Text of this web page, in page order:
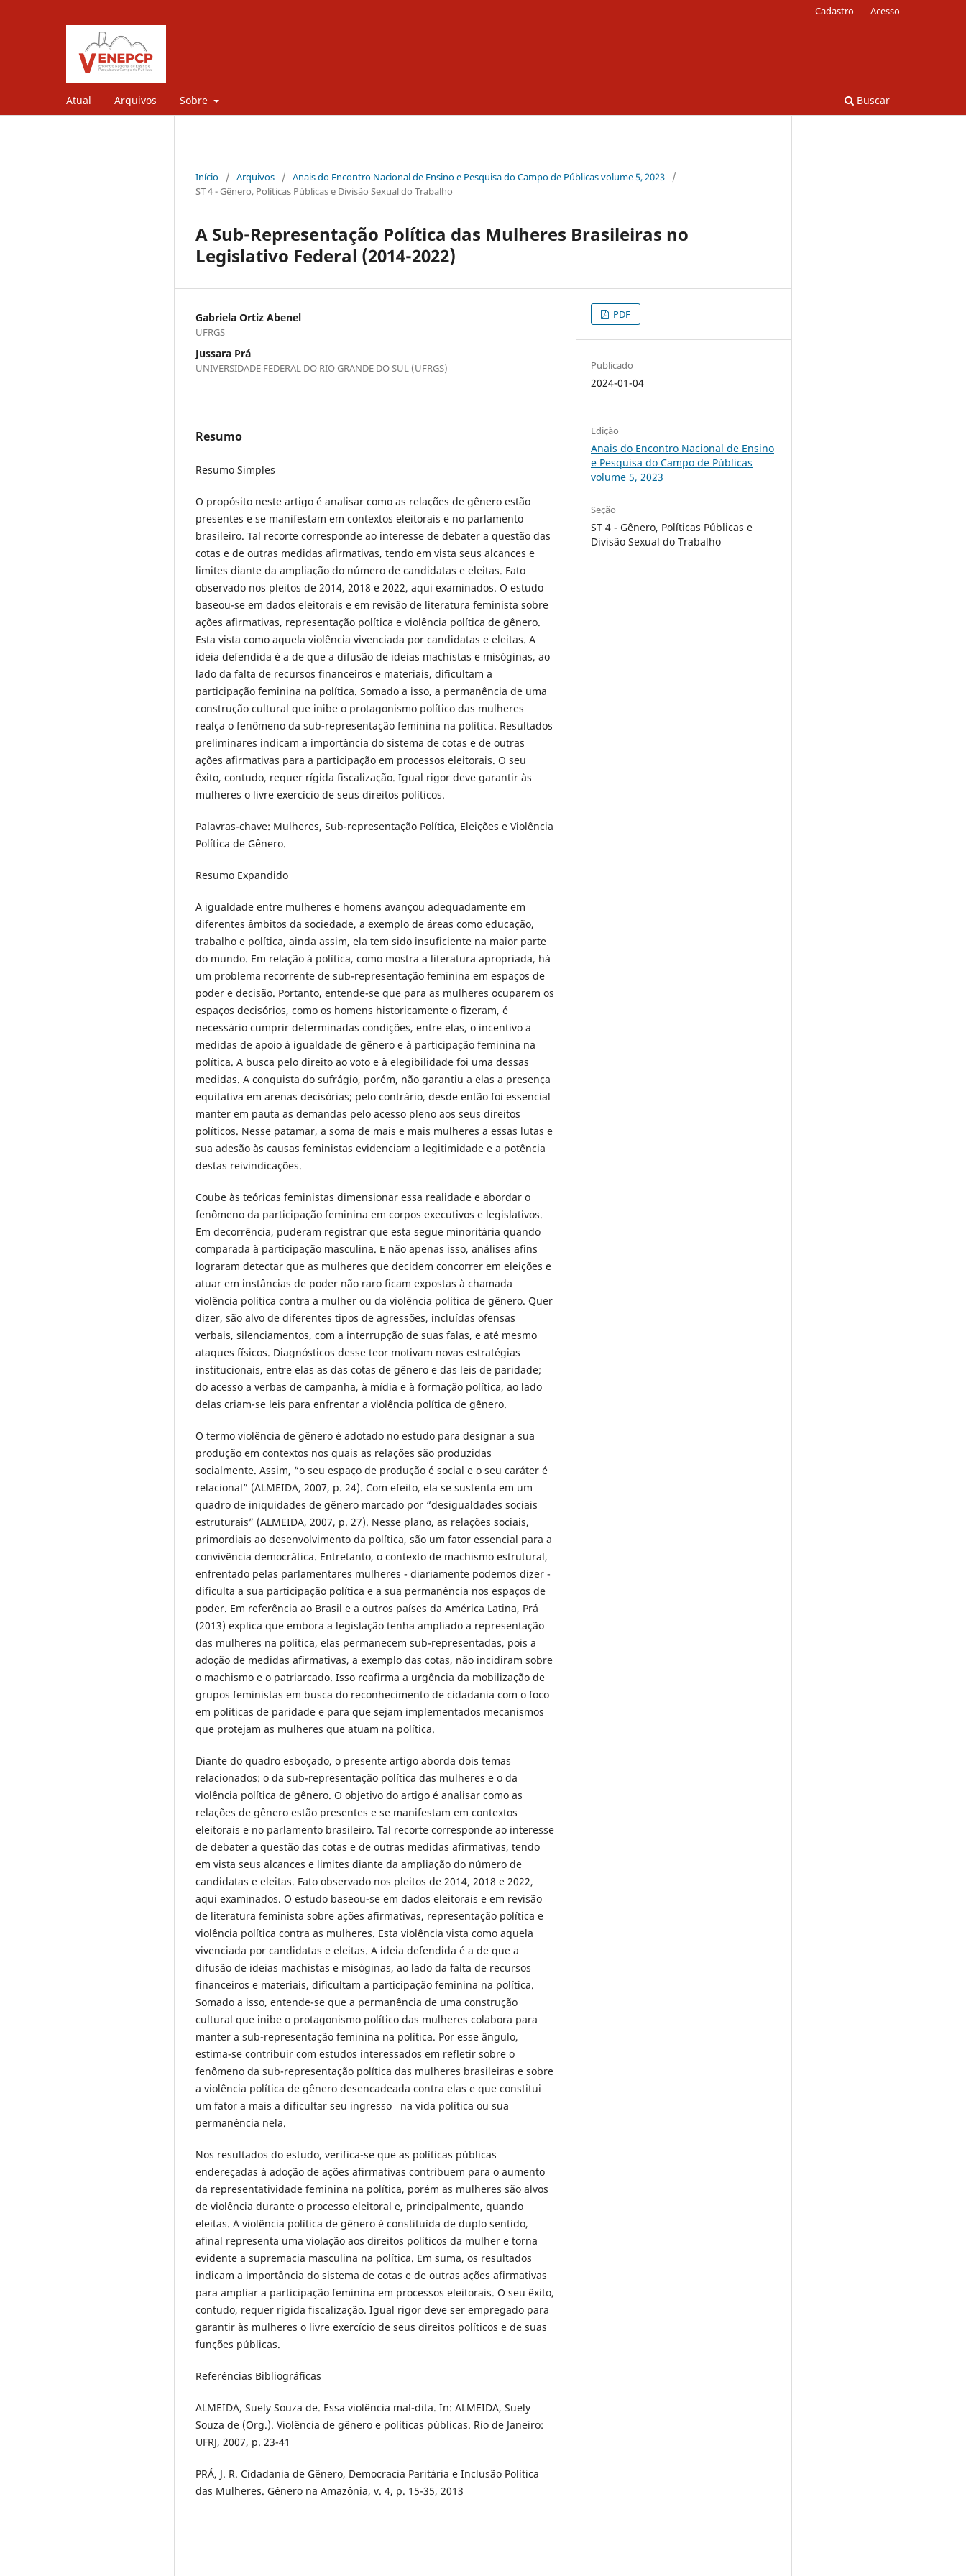
Atual Arquivos Sobre Buscar
Cadastro Acesso
Início / Arquivos / Anais do Encontro Nacional de Ensino e Pesquisa do Campo de Públicas volume 5, 2023
/
ST 4 - Gênero, Políticas Públicas e Divisão Sexual do Trabalho
A Sub-Representação Política das Mulheres Brasileiras no
Legislativo Federal (2014-2022)
Gabriela Ortiz Abenel
UFRGS
Jussara Prá
UNIVERSIDADE FEDERAL DO RIO GRANDE DO SUL (UFRGS)
Resumo
Resumo Simples
O propósito neste artigo é analisar como as relações de gênero estão
presentes e se manifestam em contextos eleitorais e no parlamento
brasileiro. Tal recorte corresponde ao interesse de debater a questão das
cotas e de outras medidas afirmativas, tendo em vista seus alcances e
limites diante da ampliação do número de candidatas e eleitas. Fato
observado nos pleitos de 2014, 2018 e 2022, aqui examinados. O estudo
baseou-se em dados eleitorais e em revisão de literatura feminista sobre
ações afirmativas, representação política e violência política de gênero.
Esta vista como aquela violência vivenciada por candidatas e eleitas. A
ideia defendida é a de que a difusão de ideias machistas e misóginas, ao
lado da falta de recursos financeiros e materiais, dificultam a
participação feminina na política. Somado a isso, a permanência de uma
construção cultural que inibe o protagonismo político das mulheres
realça o fenômeno da sub-representação feminina na política. Resultados
preliminares indicam a importância do sistema de cotas e de outras
ações afirmativas para a participação em processos eleitorais. O seu
êxito, contudo, requer rígida fiscalização. Igual rigor deve garantir às
mulheres o livre exercício de seus direitos políticos.
Palavras-chave: Mulheres, Sub-representação Política, Eleições e Violência
Política de Gênero.
Resumo Expandido
A igualdade entre mulheres e homens avançou adequadamente em
diferentes âmbitos da sociedade, a exemplo de áreas como educação,
trabalho e política, ainda assim, ela tem sido insuficiente na maior parte
do mundo. Em relação à política, como mostra a literatura apropriada, há
um problema recorrente de sub-representação feminina em espaços de
poder e decisão. Portanto, entende-se que para as mulheres ocuparem os
espaços decisórios, como os homens historicamente o fizeram, é
necessário cumprir determinadas condições, entre elas, o incentivo a
medidas de apoio à igualdade de gênero e à participação feminina na
política. A busca pelo direito ao voto e à elegibilidade foi uma dessas
medidas. A conquista do sufrágio, porém, não garantiu a elas a presença
equitativa em arenas decisórias; pelo contrário, desde então foi essencial
manter em pauta as demandas pelo acesso pleno aos seus direitos
políticos. Nesse patamar, a soma de mais e mais mulheres a essas lutas e
sua adesão às causas feministas evidenciam a legitimidade e a potência
destas reivindicações.
Coube às teóricas feministas dimensionar essa realidade e abordar o
fenômeno da participação feminina em corpos executivos e legislativos.
Em decorrência, puderam registrar que esta segue minoritária quando
comparada à participação masculina. E não apenas isso, análises afins
lograram detectar que as mulheres que decidem concorrer em eleições e
atuar em instâncias de poder não raro ficam expostas à chamada
violência política contra a mulher ou da violência política de gênero. Quer
dizer, são alvo de diferentes tipos de agressões, incluídas ofensas
verbais, silenciamentos, com a interrupção de suas falas, e até mesmo
ataques físicos. Diagnósticos desse teor motivam novas estratégias
institucionais, entre elas as das cotas de gênero e das leis de paridade;
do acesso a verbas de campanha, à mídia e à formação política, ao lado
delas criam-se leis para enfrentar a violência política de gênero.
O termo violência de gênero é adotado no estudo para designar a sua
produção em contextos nos quais as relações são produzidas
socialmente. Assim, “o seu espaço de produção é social e o seu caráter é
relacional” (ALMEIDA, 2007, p. 24). Com efeito, ela se sustenta em um
quadro de iniquidades de gênero marcado por “desigualdades sociais
estruturais” (ALMEIDA, 2007, p. 27). Nesse plano, as relações sociais,
primordiais ao desenvolvimento da política, são um fator essencial para a
convivência democrática. Entretanto, o contexto de machismo estrutural,
enfrentado pelas parlamentares mulheres - diariamente podemos dizer -
dificulta a sua participação política e a sua permanência nos espaços de
poder. Em referência ao Brasil e a outros países da América Latina, Prá
(2013) explica que embora a legislação tenha ampliado a representação
das mulheres na política, elas permanecem sub-representadas, pois a
adoção de medidas afirmativas, a exemplo das cotas, não incidiram sobre
o machismo e o patriarcado. Isso reafirma a urgência da mobilização de
grupos feministas em busca do reconhecimento de cidadania com o foco
em políticas de paridade e para que sejam implementados mecanismos
que protejam as mulheres que atuam na política.
Diante do quadro esboçado, o presente artigo aborda dois temas
relacionados: o da sub-representação política das mulheres e o da
violência política de gênero. O objetivo do artigo é analisar como as
relações de gênero estão presentes e se manifestam em contextos
eleitorais e no parlamento brasileiro. Tal recorte corresponde ao interesse
de debater a questão das cotas e de outras medidas afirmativas, tendo
em vista seus alcances e limites diante da ampliação do número de
candidatas e eleitas. Fato observado nos pleitos de 2014, 2018 e 2022,
aqui examinados. O estudo baseou-se em dados eleitorais e em revisão
de literatura feminista sobre ações afirmativas, representação política e
violência política contra as mulheres. Esta violência vista como aquela
vivenciada por candidatas e eleitas. A ideia defendida é a de que a
difusão de ideias machistas e misóginas, ao lado da falta de recursos
financeiros e materiais, dificultam a participação feminina na política.
Somado a isso, entende-se que a permanência de uma construção
cultural que inibe o protagonismo político das mulheres colabora para
manter a sub-representação feminina na política. Por esse ângulo,
estima-se contribuir com estudos interessados em refletir sobre o
fenômeno da sub-representação política das mulheres brasileiras e sobre
a violência política de gênero desencadeada contra elas e que constitui
um fator a mais a dificultar seu ingresso na vida política ou sua
permanência nela.
Nos resultados do estudo, verifica-se que as políticas públicas
endereçadas à adoção de ações afirmativas contribuem para o aumento
da representatividade feminina na política, porém as mulheres são alvos
de violência durante o processo eleitoral e, principalmente, quando
eleitas. A violência política de gênero é constituída de duplo sentido,
afinal representa uma violação aos direitos políticos da mulher e torna
evidente a supremacia masculina na política. Em suma, os resultados
indicam a importância do sistema de cotas e de outras ações afirmativas
para ampliar a participação feminina em processos eleitorais. O seu êxito,
contudo, requer rígida fiscalização. Igual rigor deve ser empregado para
garantir às mulheres o livre exercício de seus direitos políticos e de suas
funções públicas.
Referências Bibliográficas
ALMEIDA, Suely Souza de. Essa violência mal-dita. In: ALMEIDA, Suely
Souza de (Org.). Violência de gênero e políticas públicas. Rio de Janeiro:
UFRJ, 2007, p. 23-41
PRÁ, J. R. Cidadania de Gênero, Democracia Paritária e Inclusão Política
das Mulheres. Gênero na Amazônia, v. 4, p. 15-35, 2013
PDF
Publicado
2024-01-04
Edição
Anais do Encontro Nacional de Ensino
e Pesquisa do Campo de Públicas
volume 5, 2023
Seção
ST 4 - Gênero, Políticas Públicas e
Divisão Sexual do Trabalho